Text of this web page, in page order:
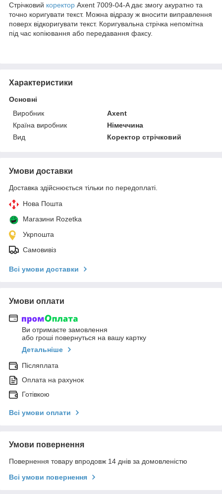
Стрічковий коректор Axent 7009-04-A дає змогу акуратно та
точно коригувати текст. Можна відразу ж вносити виправлення
поверх відкоригувати текст. Коригувальна стрічка непомітна
під час копіювання або передавання факсу.
Характеристики
Основні
Виробник
Axent
Країна виробник
Німеччина
Вид
Коректор стрічковий
Умови доставки
Доставка здійснюється тільки по передоплаті.
Нова Пошта
Магазини Rozetka
Укрпошта
Самовивіз
Всі умови доставки
Умови оплати
Ви отримаєте замовлення
або гроші повернуться на вашу картку
Детальніше
Післяплата
Оплата на рахунок
Готівкою
Всі умови оплати
Умови повернення
Повернення товару впродовж 14 днів за домовленістю
Всі умови повернення